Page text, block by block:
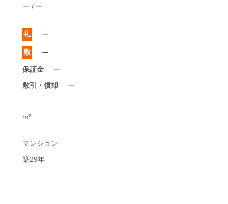
ー / ー
礼 ー
敷 ー
保証金
ー
敷引・償却
ー
m²
マンション
築29年